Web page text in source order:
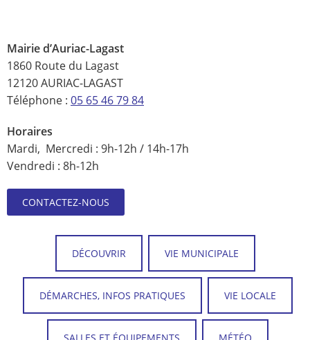
Mairie d’Auriac-Lagast
1860 Route du Lagast
12120 AURIAC-LAGAST
Téléphone : 05 65 46 79 84
Horaires
Mardi, Mercredi : 9h-12h / 14h-17h
Vendredi : 8h-12h
CONTACTEZ-NOUS
DÉCOUVRIR VIE MUNICIPALE
DÉMARCHES, INFOS PRATIQUES VIE LOCALE